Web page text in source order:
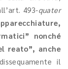
493-quater
nonché
reato”, anche
il